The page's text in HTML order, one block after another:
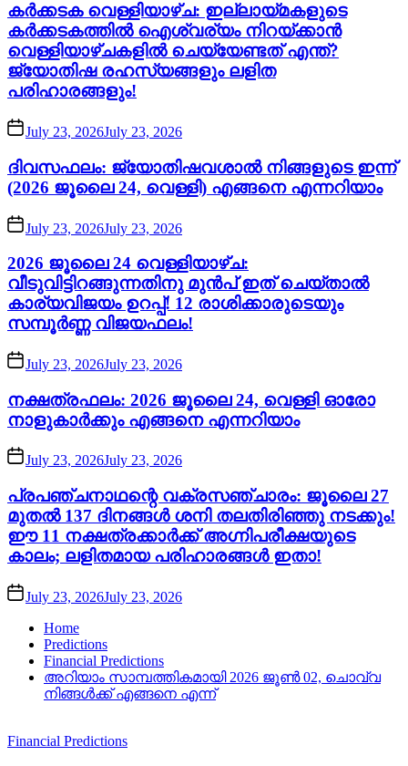
കർക്കടക വെള്ളിയാഴ്ച: ഇല്ലായ്മകളുടെ
കർക്കടകത്തിൽ ഐശ്വര്യം നിറയ്ക്കാൻ
വെള്ളിയാഴ്ചകളിൽ ചെയ്യേണ്ടത് എന്ത്?
ജ്യോതിഷ രഹസ്യങ്ങളും ലളിത
പരിഹാരങ്ങളും!
July 23, 2026July 23, 2026
ദിവസഫലം: ജ്യോതിഷവശാൽ നിങ്ങളുടെ ഇന്ന്‌
(2026 ജൂലൈ 24, വെള്ളി) എങ്ങനെ എന്നറിയാം
July 23, 2026July 23, 2026
2026 ജൂലൈ 24 വെള്ളിയാഴ്ച:
വീടുവിട്ടിറങ്ങുന്നതിനു മുൻപ് ഇത് ചെയ്താൽ
കാര്യവിജയം ഉറപ്പ്! 12 രാശിക്കാരുടെയും
സമ്പൂർണ്ണ വിജയഫലം!
July 23, 2026July 23, 2026
നക്ഷത്രഫലം: 2026 ജൂലൈ 24, വെള്ളി ഓരോ
നാളുകാർക്കും എങ്ങനെ എന്നറിയാം
July 23, 2026July 23, 2026
പ്രപഞ്ചനാഥന്റെ വക്രസഞ്ചാരം: ജൂലൈ 27
മുതൽ 137 ദിനങ്ങൾ ശനി തലതിരിഞ്ഞു നടക്കും!
ഈ 11 നക്ഷത്രക്കാർക്ക് അഗ്നിപരീക്ഷയുടെ
കാലം; ലളിതമായ പരിഹാരങ്ങൾ ഇതാ!
July 23, 2026July 23, 2026
Home
Predictions
Financial Predictions
അറിയാം സാമ്പത്തികമായി 2026 ജൂൺ 02, ചൊവ്വ
നിങ്ങൾക്ക് എങ്ങനെ എന്ന്
Financial Predictions